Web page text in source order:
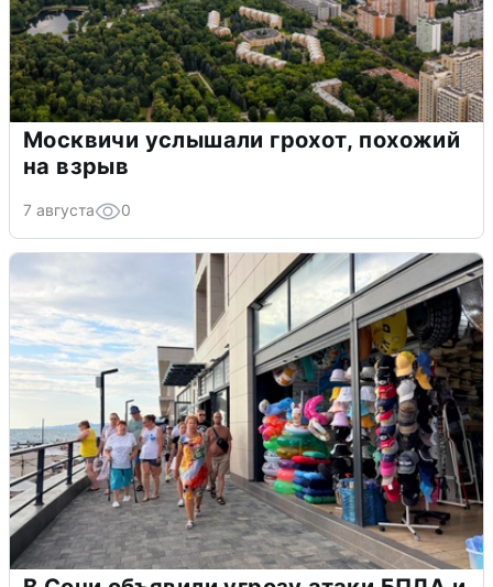
Москвичи услышали грохот, похожий
на взрыв
7 августа 0